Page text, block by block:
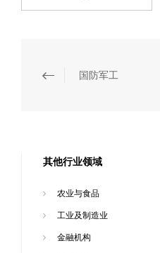
国防军工
其他行业领域
农业与食品
工业及制造业
金融机构